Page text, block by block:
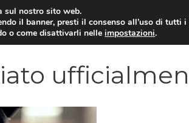
VIDEOGIOCHI NEWS
sul nostro sito web.
il banner, presti il consenso all’uso di tutti i
o come disattivarli nelleimpostazioni.